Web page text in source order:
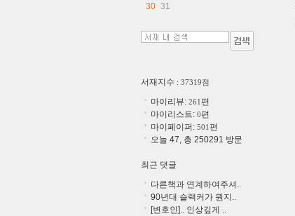
30 31
서재지수 : 37319점
마이리뷰: 261편
마이리스트: 0편
마이페이퍼: 501편
오늘 47, 총 250291 방문
최근 댓글
다른책과 연계하여주셔..
90년대 슬랙커가 뭔지..
[변호인].. 인상깊게 ..